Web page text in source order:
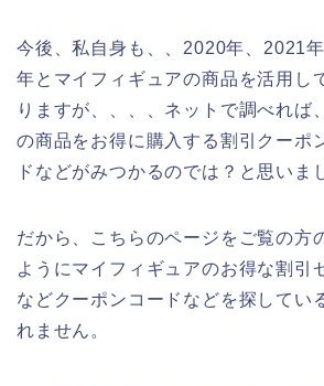
今後、私自身も、、2020年、2021
年とマイフィギュアの商品を活用し
りますが、、、、ネットで調べれば
の商品をお得に購入する割引クーポ
ドなどがみつかるのでは？と思いま
だから、こちらのページをご覧の方
ようにマイフィギュアのお得な割引
などクーポンコードなどを探してい
れません。